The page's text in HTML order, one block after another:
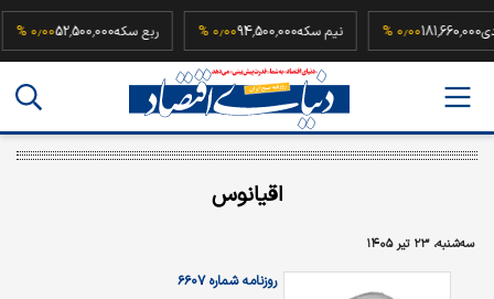
آزادی181,660,000 نیم سکه94,500,000 ربع سکه52,500,000
اقیانوس
سه‌شنبه، ۲۳ تیر ۱۴۰۵
روزنامه شماره ۶۶۰۷